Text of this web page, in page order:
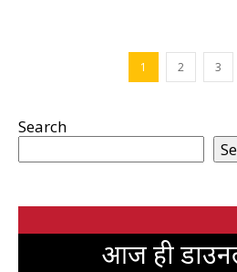
1 2 3
Search
आज ही